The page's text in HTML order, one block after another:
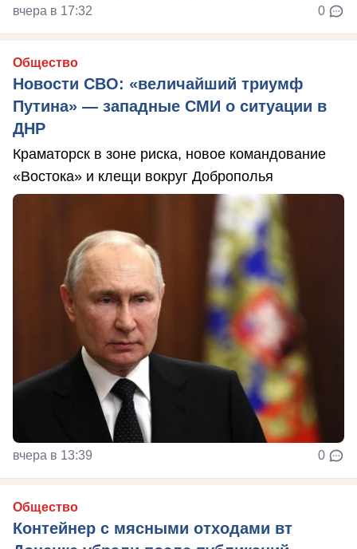
вчера в 17:32 0
Общество
Новости СВО: «величайший триумф
Путина» — западные СМИ о ситуации в
ДНР
Краматорск в зоне риска, новое командование
«Востока» и клещи вокруг Доброполья
вчера в 13:39 0
Общество
Контейнер с мясными отходами вт